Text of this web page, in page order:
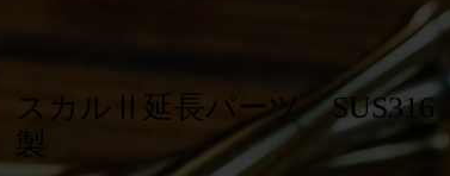
スカルⅡ延長パーツ SUS316
製